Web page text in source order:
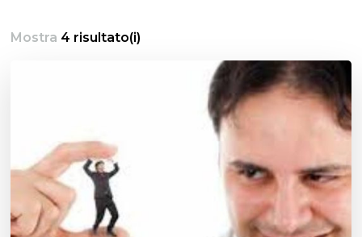
Mostra 4 risultato(i)